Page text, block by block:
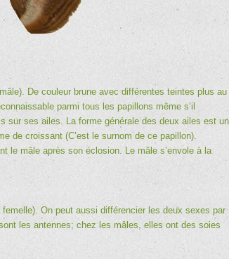
De couleur brune avec différentes teintes plus au
parmi tous les papillons même s’il
sur ses ailes. La forme générale des deux ailes est un
de croissant (C’est le surnom de ce papillon).
le mâle après son éclosion. Le mâle s’envole à la
On peut aussi différencier les deux sexes par
les antennes; chez les mâles, elles ont des soies